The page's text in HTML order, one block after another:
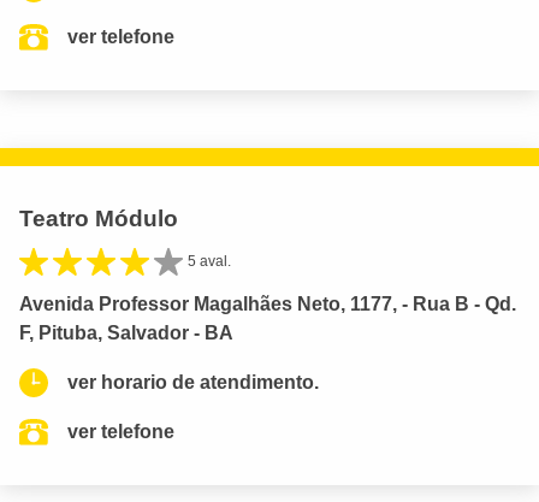
ver telefone
Teatro Módulo
5 aval.
Avenida Professor Magalhães Neto, 1177, - Rua B - Qd.
F, Pituba, Salvador - BA
ver horario de atendimento.
ver telefone